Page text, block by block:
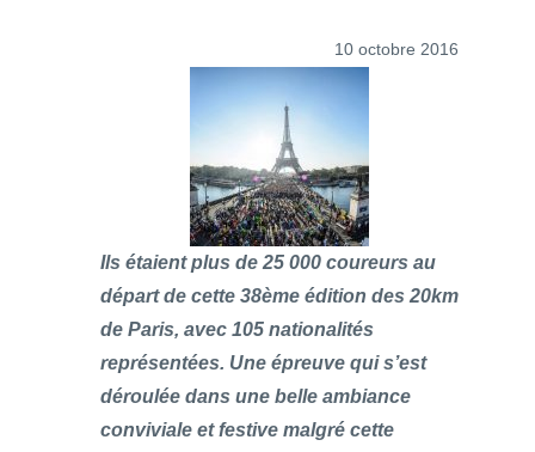
10 octobre 2016
Ils étaient plus de 25 000 coureurs au
départ de cette 38ème édition des 20km
de Paris, avec 105 nationalités
représentées. Une épreuve qui s’est
déroulée dans une belle ambiance
conviviale et festive malgré cette